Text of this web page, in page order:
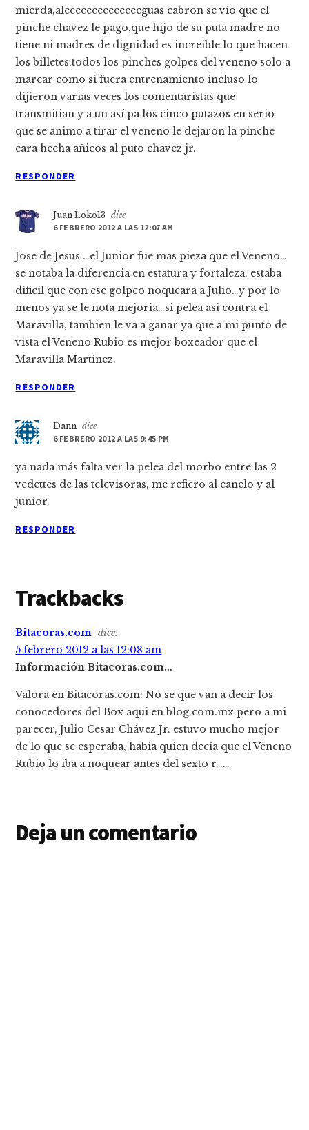
mierda,aleeeeeeeeeeeeeeguas cabron se vio que el
pinche chavez le pago,que hijo de su puta madre no
tiene ni madres de dignidad es increible lo que hacen
los billetes,todos los pinches golpes del veneno solo a
marcar como si fuera entrenamiento incluso lo
dijieron varias veces los comentaristas que
transmitian y a un así pa los cinco putazos en serio
que se animo a tirar el veneno le dejaron la pinche
cara hecha añicos al puto chavez jr.
RESPONDER
Juan Loko13
dice
6 FEBRERO 2012 A LAS 12:07 AM
Jose de Jesus …el Junior fue mas pieza que el Veneno…
se notaba la diferencia en estatura y fortaleza, estaba
dificil que con ese golpeo noqueara a Julio…y por lo
menos ya se le nota mejoria…si pelea asi contra el
Maravilla, tambien le va a ganar ya que a mi punto de
vista el Veneno Rubio es mejor boxeador que el
Maravilla Martinez.
RESPONDER
Dann dice
6 FEBRERO 2012 A LAS 9:45 PM
ya nada más falta ver la pelea del morbo entre las 2
vedettes de las televisoras, me refiero al canelo y al
junior.
RESPONDER
Trackbacks
Bitacoras.com dice:
5 febrero 2012 a las 12:08 am
Información Bitacoras.com…
Valora en Bitacoras.com: No se que van a decir los
conocedores del Box aqui en blog.com.mx pero a mi
parecer, Julio Cesar Chávez Jr. estuvo mucho mejor
de lo que se esperaba, había quien decía que el Veneno
Rubio lo iba a noquear antes del sexto r……
Deja un comentario